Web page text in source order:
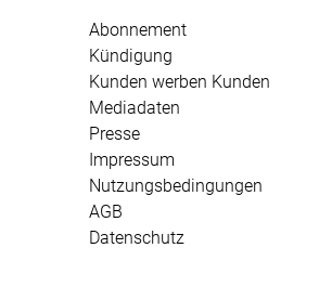
Abonnement
Kündigung
Kunden werben Kunden
Mediadaten
Presse
Impressum
Nutzungsbedingungen
AGB
Datenschutz